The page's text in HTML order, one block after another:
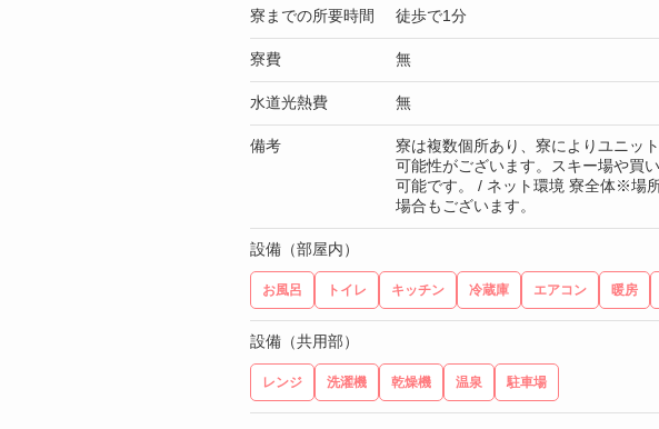
寮までの所要時間 徒歩で1分
寮費 無
水道光熱費 無
備考
寮は複数個所あり、寮によりユニッ
可能性がございます。スキー場や買
可能です。 / ネット環境 寮全体※場
場合もございます。
設備（部屋内）
お風呂 トイレ キッチン 冷蔵庫 エアコン 暖房
設備（共用部）
レンジ 洗濯機 乾燥機 温泉 駐車場